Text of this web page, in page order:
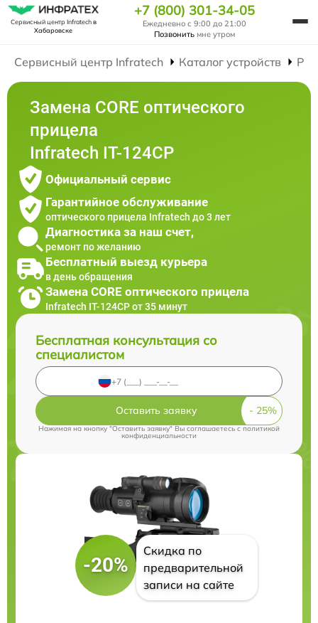
Сервисный центр Infratechв
Хабаровске
+7 (800) 301-34-05
Ежедневно с 9:00 до 21:00
Позвонить мне утром
Сервисный центр Infratech Каталог устройств
Замена CORE оптического
прицела
Infratech IT-124CP
Официальный сервис
Гарантийное обслуживание
оптического прицела Infratech до 3 лет
Диагностика за наш счет,
ремонт по желанию
Бесплатный выезд курьера
в день обращения
Замена CORE оптического прицела
Infratech IT-124CP от 35 минут
Бесплатная консультация со
специалистом
Оставить заявку
Нажимая на кнопку "Оставить заявку" Вы соглашаетесь cполитикой
конфиденциальности
-20%
Скидка по
предварительной
записи на сайте